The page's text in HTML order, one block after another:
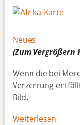
Neues
(Zum Vergrößern
Wenn die bei
Verzerrung
Bild.
Weiterlesen